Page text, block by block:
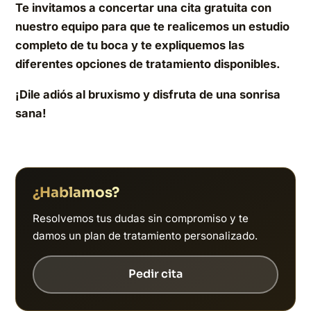
Te invitamos a concertar una cita gratuita con
nuestro equipo para que te realicemos un estudio
completo de tu boca y te expliquemos las
diferentes opciones de tratamiento disponibles.
¡Dile adiós al bruxismo y disfruta de una sonrisa
sana!
¿Hablamos?
Resolvemos tus dudas sin compromiso y te
damos un plan de tratamiento personalizado.
Pedir cita